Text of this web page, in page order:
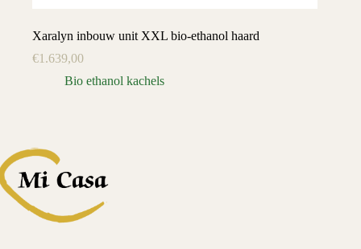
Xaralyn inbouw unit XXL bio-ethanol haard
€1.639,00
Bio ethanol kachels